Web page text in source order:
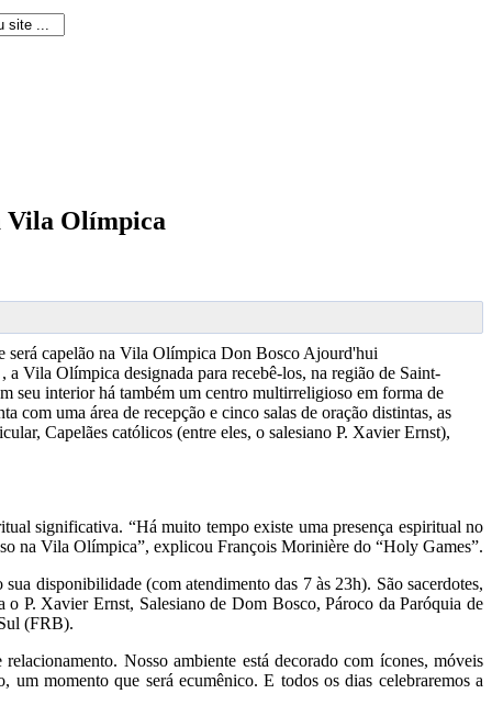
Vila Olímpica
será capelão na Vila Olímpica Don Bosco Ajourd'hui
a Vila Olímpica designada para recebê-los, na região de Saint-
seu interior há também um centro multirreligioso em forma de
com uma área de recepção e cinco salas de oração distintas, as
Capelães católicos (entre eles, o salesiano P. Xavier Ernst),
significativa. “Há muito tempo existe uma presença espiritual no
na Vila Olímpica”, explicou François Morinière do “Holy Games”.
disponibilidade (com atendimento das 7 às 23h). São sacerdotes,
P. Xavier Ernst, Salesiano de Dom Bosco, Pároco da Paróquia de
(FRB).
Nosso ambiente está decorado com ícones, móveis
momento que será ecumênico. E todos os dias celebraremos a